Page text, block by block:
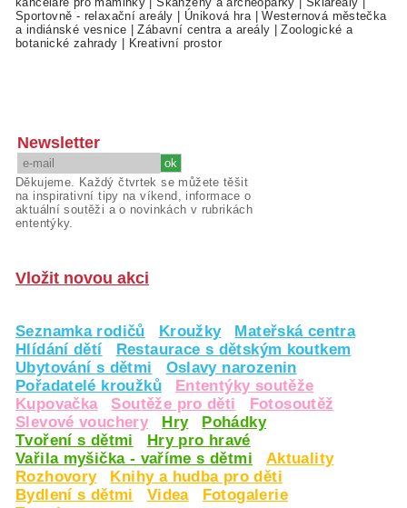
Sportovně - relaxační areály
Úniková hra|Westernová městečka
a indiánské vesnice |Zábavní centra a areály |Zoologické a
botanické zahrady
Kreativní prostor
Newsletter
Děkujeme. Každý čtvrtek se můžete těšit
na inspirativní tipy na víkend, informace o
aktuální soutěži a o novinkách v rubrikách
ententýky.
Vložit novou akci
Seznamka rodičů Kroužky
Mateřská centra
Hlídání dětí
Restaurace s dětským koutkem
Ubytování s dětmi
Oslavy narozenin
Pořadatelé kroužků
Ententýky soutěže
Kupovačka
Soutěže pro děti
Fotosoutěž
Slevové vouchery
Hry
Pohádky
Tvoření s dětmi
Hry pro hravé
Vařila myšička - vaříme s dětmi
Aktuality
Rozhovory
Knihy a hudba pro děti
Bydlení s dětmi
Videa
Fotogalerie